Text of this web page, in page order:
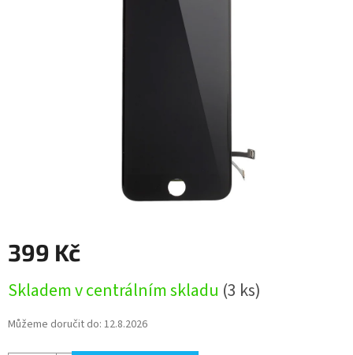
399 Kč
cena:
Skladem v centrálním skladu (3 ks)
Můžeme doručit do: 12.8.2026